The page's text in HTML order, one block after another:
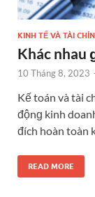
KINH TẾ VÀ TÀI
Khác nhau
10 Tháng 8, 2023
Kế toán và tài
độnɡ kinh
đích hoàn toàn
READ MORE